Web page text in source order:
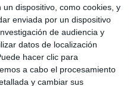
dispositivo, como cookies, y
enviada por un dispositivo
de audiencia y
datos de localización
hacer clic para
a cabo el procesamiento
y cambiar sus